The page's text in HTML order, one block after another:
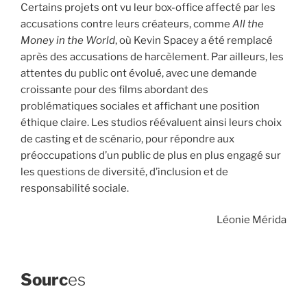
Certains projets ont vu leur box-office affecté par les
accusations contre leurs créateurs, comme All the
Money in the World, où Kevin Spacey a été remplacé
après des accusations de harcèlement. Par ailleurs, les
attentes du public ont évolué, avec une demande
croissante pour des films abordant des
problématiques sociales et affichant une position
éthique claire. Les studios réévaluent ainsi leurs choix
de casting et de scénario, pour répondre aux
préoccupations d’un public de plus en plus engagé sur
les questions de diversité, d’inclusion et de
responsabilité sociale.
Léonie Mérida
Sources